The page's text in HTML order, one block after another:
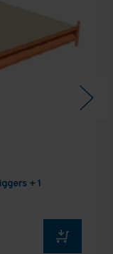
+ 1